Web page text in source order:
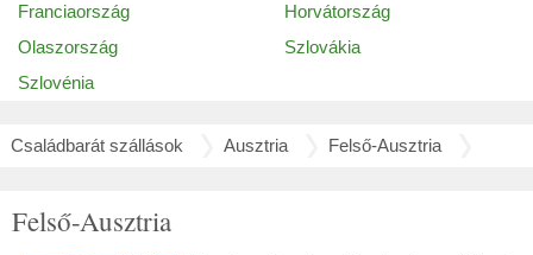
Franciaország
Horvátország
Olaszország
Szlovákia
Szlovénia
Családbarát szállások Ausztria Felső-Ausztria
Felső-Ausztria